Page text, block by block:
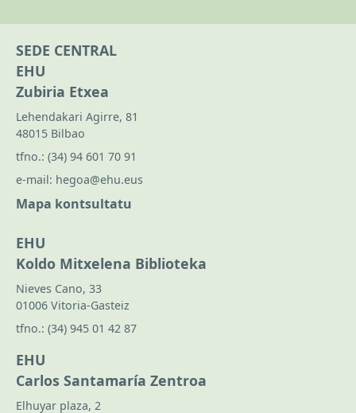
SEDE CENTRAL
EHU
Zubiria Etxea
Lehendakari Agirre, 81
48015 Bilbao
tfno.: (34) 94 601 70 91
e-mail: hegoa@ehu.eus
Mapa kontsultatu
EHU
Koldo Mitxelena Biblioteka
Nieves Cano, 33
01006 Vitoria-Gasteiz
tfno.: (34) 945 01 42 87
EHU
Carlos Santamaría Zentroa
Elhuyar plaza, 2